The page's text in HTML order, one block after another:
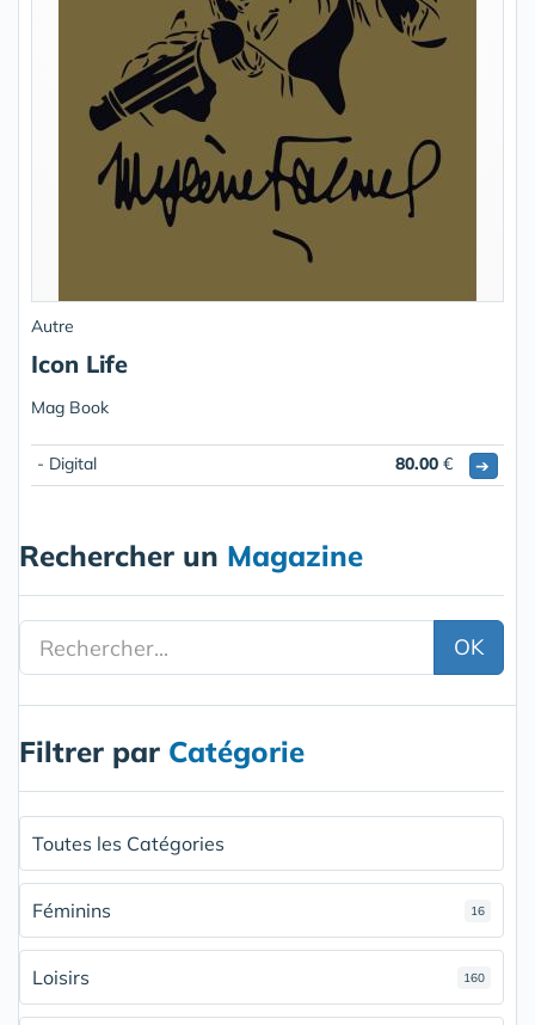
Autre
Icon Life
Mag Book
- Digital 80.00 € ➔
Rechercher un Magazine
OK
Filtrer par Catégorie
Toutes les Catégories
Féminins 16
Loisirs 160